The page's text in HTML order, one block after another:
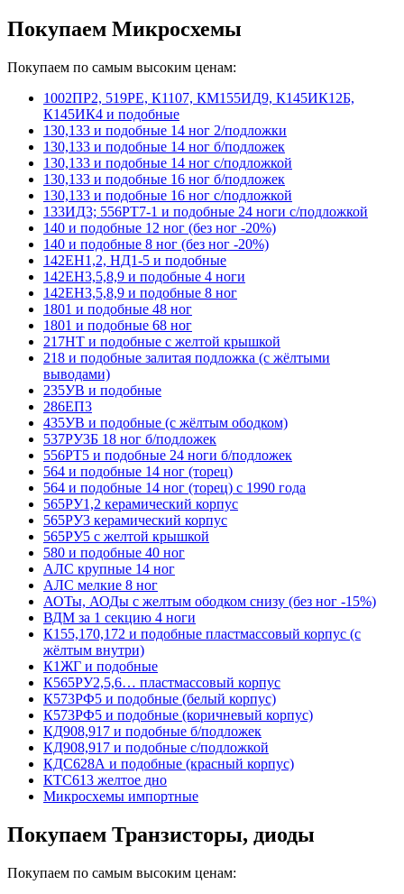
Покупаем Микросхемы
Покупаем по самым высоким ценам:
1002ПР2, 519РЕ, К1107, КМ155ИД9, К145ИК12Б,
К145ИК4 и подобные
130,133 и подобные 14 ног 2/подложки
130,133 и подобные 14 ног б/подложек
130,133 и подобные 14 ног с/подложкой
130,133 и подобные 16 ног б/подложек
130,133 и подобные 16 ног с/подложкой
133ИД3; 556РТ7-1 и подобные 24 ноги с/подложкой
140 и подобные 12 ног (без ног -20%)
140 и подобные 8 ног (без ног -20%)
142ЕН1,2, НД1-5 и подобные
142ЕН3,5,8,9 и подобные 4 ноги
142ЕН3,5,8,9 и подобные 8 ног
1801 и подобные 48 ног
1801 и подобные 68 ног
217НТ и подобные с желтой крышкой
218 и подобные залитая подложка (с жёлтыми
выводами)
235УВ и подобные
286ЕП3
435УВ и подобные (с жёлтым ободком)
537РУ3Б 18 ног б/подложек
556РТ5 и подобные 24 ноги б/подложек
564 и подобные 14 ног (торец)
564 и подобные 14 ног (торец) с 1990 года
565РУ1,2 керамический корпус
565РУ3 керамический корпус
565РУ5 с желтой крышкой
580 и подобные 40 ног
АЛС крупные 14 ног
АЛС мелкие 8 ног
АОТы, АОДы с желтым ободком снизу (без ног -15%)
ВДМ за 1 секцию 4 ноги
К155,170,172 и подобные пластмассовый корпус (с
жёлтым внутри)
К1ЖГ и подобные
К565РУ2,5,6… пластмассовый корпус
К573РФ5 и подобные (белый корпус)
К573РФ5 и подобные (коричневый корпус)
КД908,917 и подобные б/подложек
КД908,917 и подобные с/подложкой
КДС628А и подобные (красный корпус)
КТС613 желтое дно
Микросхемы импортные
Покупаем Транзисторы, диоды
Покупаем по самым высоким ценам: